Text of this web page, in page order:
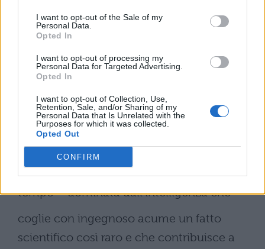
I want to opt-out of the Sale of my
Personal Data.
Opted In
I want to opt-out of processing my
Personal Data for Targeted Advertising.
Opted In
I want to opt-out of Collection, Use,
Retention, Sale, and/or Sharing of my
Personal Data that Is Unrelated with the
Purposes for which it was collected.
Opted Out
CONFIRM
profonda suggestione della rima rara e
evidenza plastica, sui quali si regge tutto il
movimento della similitudine: una
vicenda astronomica ritratta in un segno –
il movimento inarrestabile degli astri e del
tempo – dominata dall’intelligenza che
coglie con ingegnoso acume un fatto
scientifico così raro e che contribuisce a